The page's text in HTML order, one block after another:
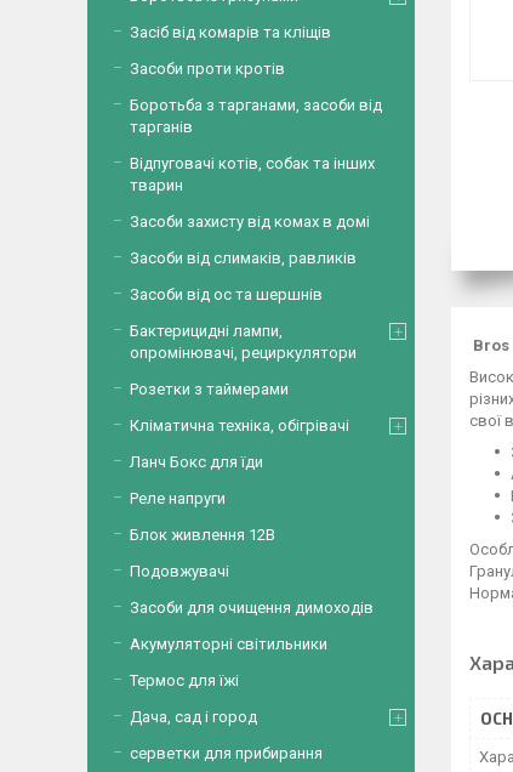
Bros
свої
Засіб від комарів та кліщів
Засоби проти кротів
Боротьба з тарганами, засоби від
тарганів
Відпуговачі котів, собак та інших
тварин
Засоби захисту від комах в домі
Засоби від слимаків, равликів
Засоби від ос та шершнів
Бактерицидні лампи,
опромінювачі, рециркулятори
Розетки з таймерами
Кліматична техніка, обігрівачі
Ланч Бокс для їди
Реле напруги
Блок живлення 12В
Подовжувачі
Засоби для очищення димоходів
Акумуляторні світильники
Термос для їжі
Дача, сад і город
серветки для прибирання